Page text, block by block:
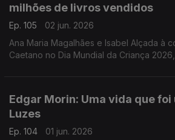
milhões de livros vendidos
Ep. 105
02 jun. 2026
Ana Maria Magalhães e Isabel Alçada à
Caetano no Dia Mundial da Criança
Edgar Morin: Uma vida que foi
Luzes
Ep. 104 01 jun. 2026